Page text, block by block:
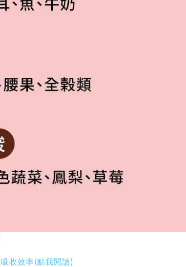
收效率(點我閱讀)